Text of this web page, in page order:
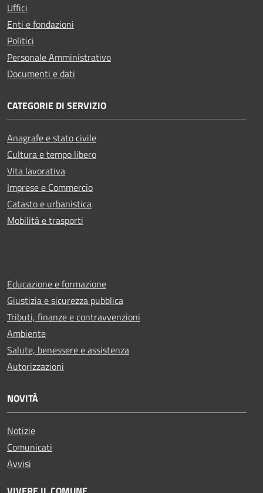
Uffici
Enti e fondazioni
Politici
Personale Amministrativo
Documenti e dati
CATEGORIE DI SERVIZIO
Anagrafe e stato civile
Cultura e tempo libero
Vita lavorativa
Imprese e Commercio
Catasto e urbanistica
Mobilità e trasporti
Educazione e formazione
Giustizia e sicurezza pubblica
Tributi, finanze e contravvenzioni
Ambiente
Salute, benessere e assistenza
Autorizzazioni
NOVITÀ
Notizie
Comunicati
Avvisi